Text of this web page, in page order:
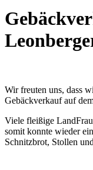
Wir freuten uns, dass
Gebäckverkauf auf
Viele fleißige
somit konnte wieder
Schnitzbrot, Stollen